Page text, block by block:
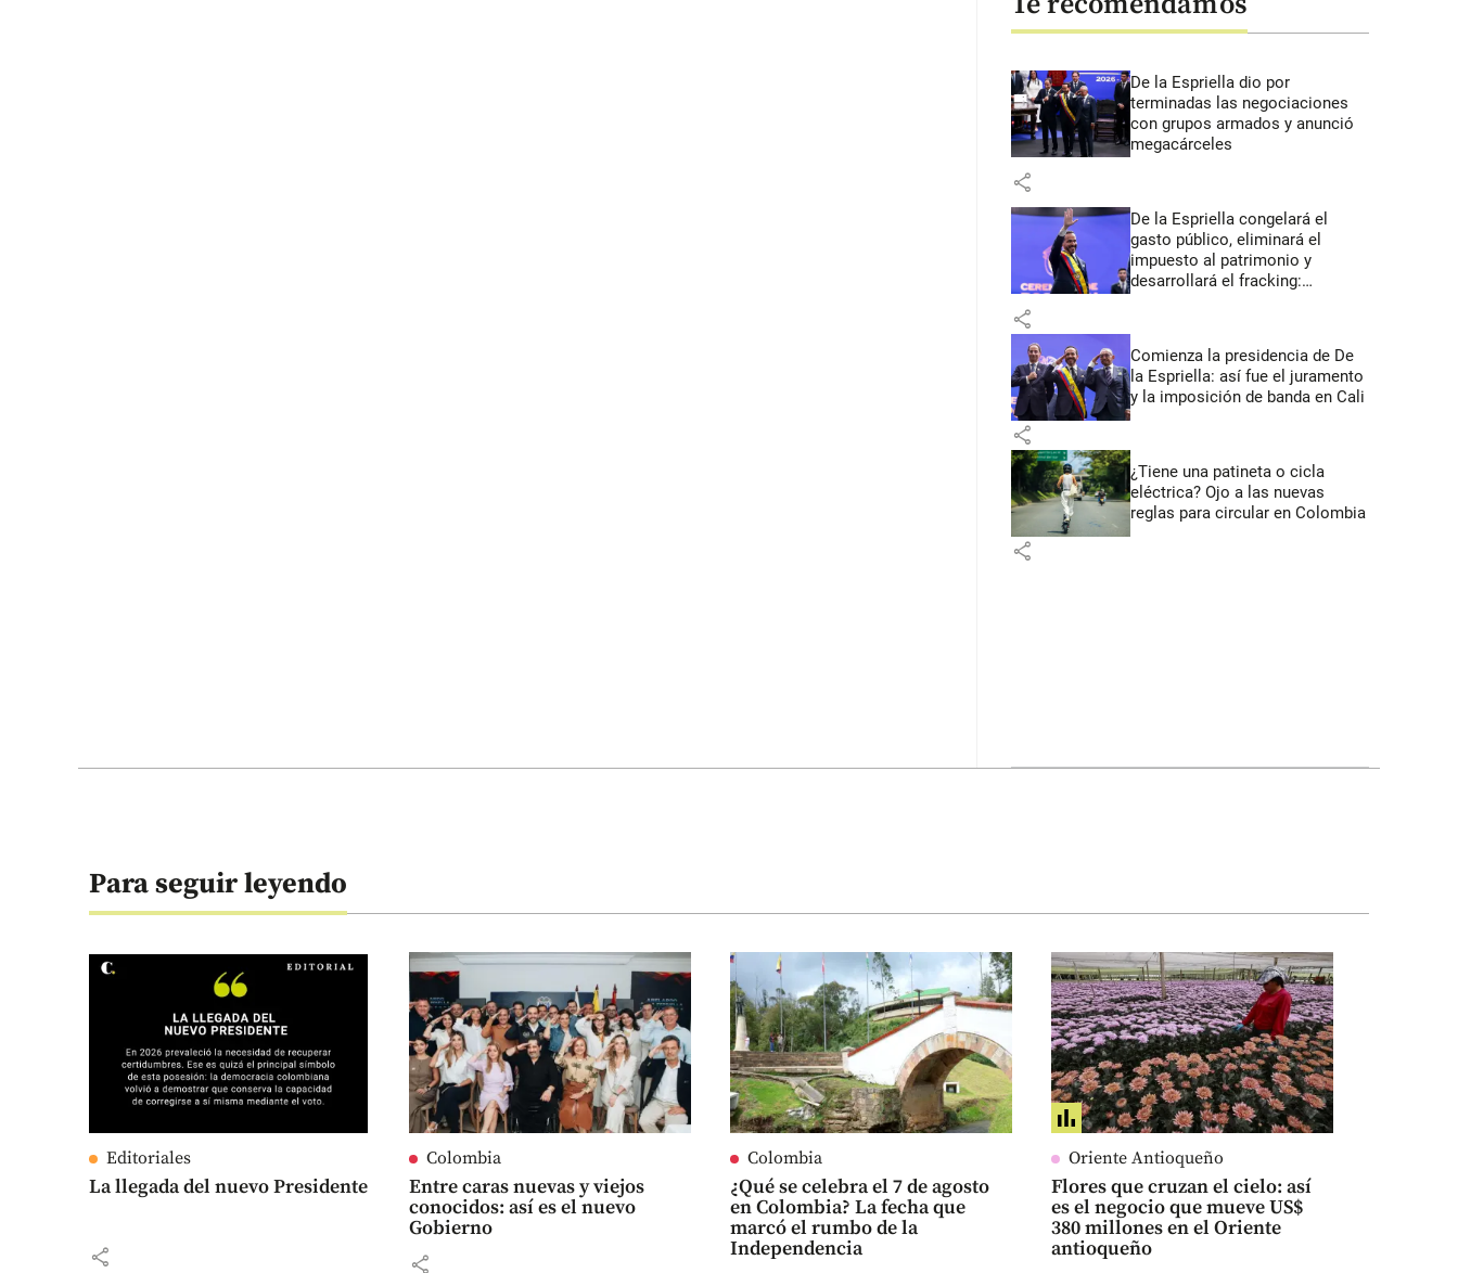
De la Espriella dio por
terminadas las negociaciones
con grupos armados y anunció
megacárceles
share
De la Espriella congelará el
gasto público, eliminará el
impuesto al patrimonio y
desarrollará el fracking:
share
Comienza la presidencia de De
la Espriella: así fue el juramento
y la imposición de banda en Cali
share
¿Tiene una patineta o cicla
eléctrica? Ojo a las nuevas
reglas para circular en Colombia
share
Para seguir leyendo
Editoriales
La llegada del nuevo Presidente
share
Colombia
Entre caras nuevas y viejos
conocidos: así es el nuevo
Gobierno
share
Colombia
¿Qué se celebra el 7 de agosto
en Colombia? La fecha que
marcó el rumbo de la
Independencia
Oriente Antioqueño
Flores que cruzan el cielo: así
es el negocio que mueve US$
380 millones en el Oriente
antioqueño